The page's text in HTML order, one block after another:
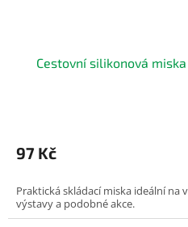
Cestovní silikonová
97 Kč
Praktická skládací miska ideální na
výstavy a podobné akce.